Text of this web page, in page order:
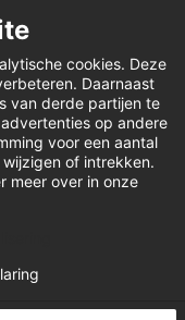
cookies. Deze
Daarnaast
van derde partijen te
op andere
voor een aantal
of intrekken.
meer over in onze